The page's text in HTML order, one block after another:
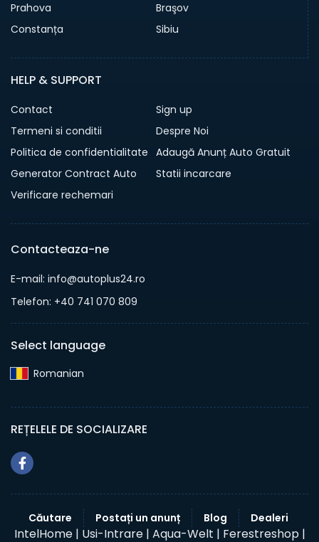
Prahova
Braşov
Constanța
Sibiu
HELP & SUPPORT
Contact
Sign up
Termeni si conditii
Despre Noi
Politica de confidentialitate Adaugă Anunț Auto Gratuit
Generator Contract Auto
Statii incarcare
Verificare rechemari
Contacteaza-ne
E-mail: info@autoplus24.ro
Telefon: +40 741 070 809
Select language
Romanian‎
REȚELELE DE SOCIALIZARE
Căutare Postați un anunț Blog Dealeri
IntelHome | Usi-Intrare | Aqua-Welt | Ferestreshop |